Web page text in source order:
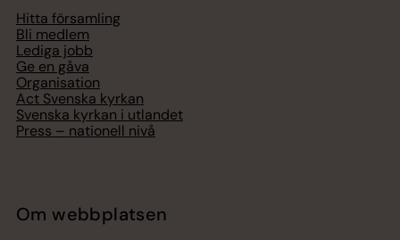
Hitta församling
Bli medlem
Lediga jobb
Ge en gåva
Organisation
Act Svenska kyrkan
Svenska kyrkan i utlandet
Press – nationell nivå
Om webbplatsen